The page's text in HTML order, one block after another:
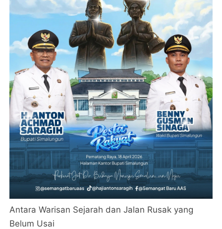
Antara Warisan Sejarah dan Jalan Rusak yang
Belum Usai